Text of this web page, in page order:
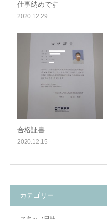
仕事納めです
2020.12.29
合格証書
2020.12.15
カテゴリー